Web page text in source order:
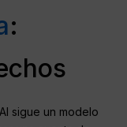
:
sigue un modelo